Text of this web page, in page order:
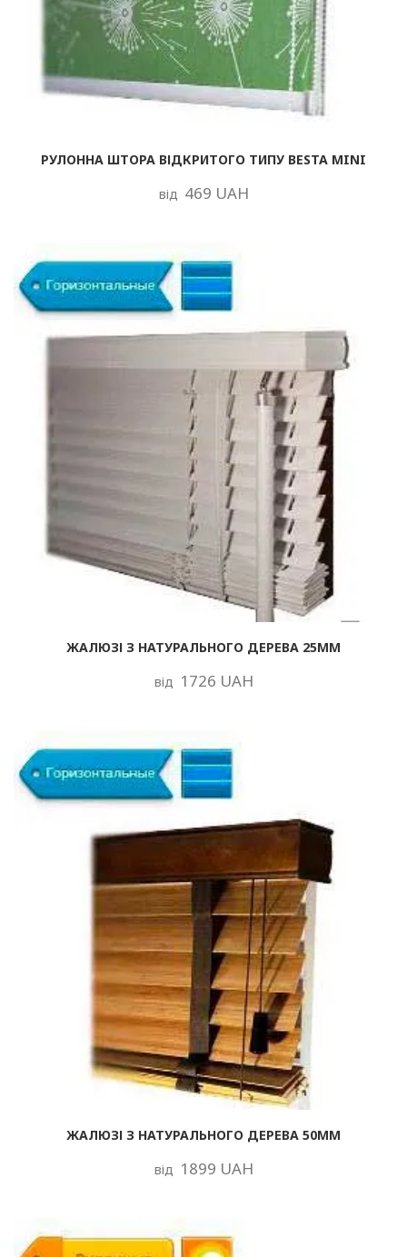
РУЛОННА ШТОРА ВІДКРИТОГО ТИПУ BESTA MINI
від 469 UAH
ЖАЛЮЗІ З НАТУРАЛЬНОГО ДЕРЕВА 25ММ
від 1726 UAH
ЖАЛЮЗІ З НАТУРАЛЬНОГО ДЕРЕВА 50ММ
від 1899 UAH